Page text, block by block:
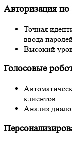
Авторизация по
Точная
ввода
Высокий
Голосовые
клиентов.
Анализ